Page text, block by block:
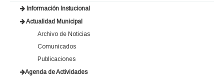
Información Instucional
Actualidad Municipal
Archivo de Noticias
Comunicados
Publicaciones
Agenda de Actividades